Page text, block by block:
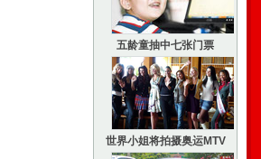
五龄童抽中七张门票
世界小姐将拍摄奥运MTV